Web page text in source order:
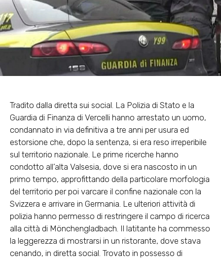
Tradito dalla diretta sui social. La Polizia di Stato e la
Guardia di Finanza di Vercelli hanno arrestato un uomo,
condannato in via definitiva a tre anni per usura ed
estorsione che, dopo la sentenza, si era reso irreperibile
sul territorio nazionale. Le prime ricerche hanno
condotto all’alta Valsesia, dove si era nascosto in un
primo tempo, approfittando della particolare morfologia
del territorio per poi varcare il confine nazionale con la
Svizzera e arrivare in Germania. Le ulteriori attività di
polizia hanno permesso di restringere il campo di ricerca
alla città di Mönchengladbach. Il latitante ha commesso
la leggerezza di mostrarsi in un ristorante, dove stava
cenando, in diretta social. Trovato in possesso di